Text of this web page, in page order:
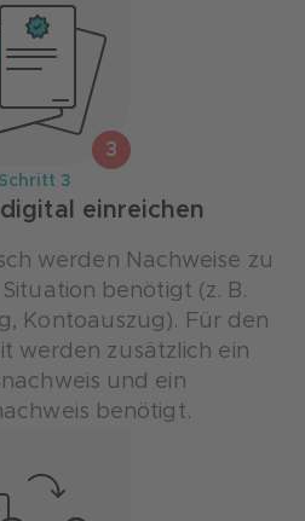
3
Schritt 3
einreichen
werden Nachweise zu
benötigt (z. B.
Kontoauszug). Für den
werden zusätzlich ein
und ein
benötigt.